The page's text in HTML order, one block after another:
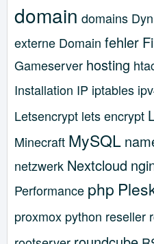
domain domains
externe Domain fehler
Gameserver hosting
Installation IP iptables
Letsencrypt lets encrypt
Minecraft MySQL
netzwerk Nextcloud
Performance php
proxmox python reseller